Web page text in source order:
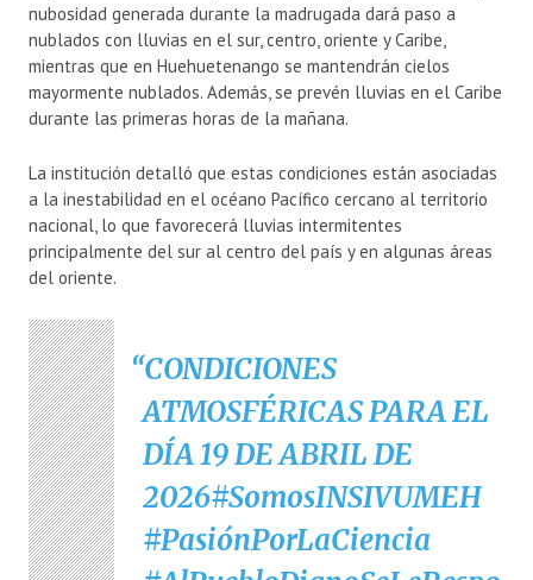
nubosidad generada durante la madrugada dará paso a
nublados con lluvias en el sur, centro, oriente y Caribe,
mientras que en Huehuetenango se mantendrán cielos
mayormente nublados. Además, se prevén lluvias en el Caribe
durante las primeras horas de la mañana.
La institución detalló que estas condiciones están asociadas
a la inestabilidad en el océano Pacífico cercano al territorio
nacional, lo que favorecerá lluvias intermitentes
principalmente del sur al centro del país y en algunas áreas
del oriente.
CONDICIONES
ATMOSFÉRICAS PARA EL
DÍA 19 DE ABRIL DE
2026#SomosINSIVUMEH
#PasiónPorLaCiencia